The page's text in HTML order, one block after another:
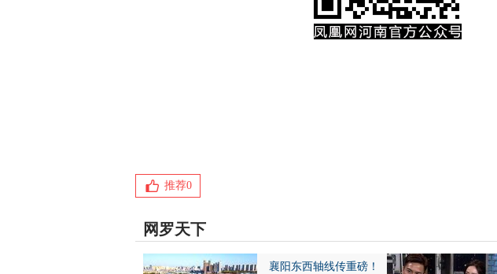
推荐0
网罗天下
襄阳东西轴线传重磅！